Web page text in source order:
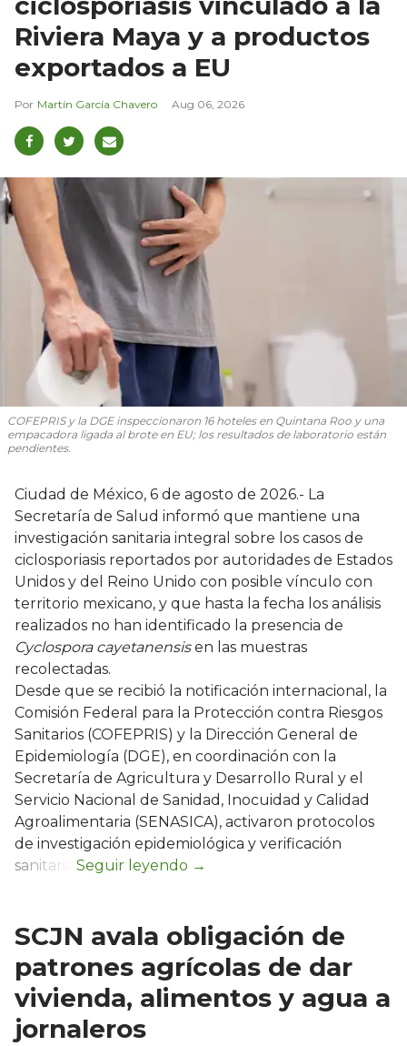
Riviera Maya y a productos
exportados a EU
Martín García Chavero Aug 06, 2026
COFEPRIS y la DGE inspeccionaron 16 hoteles en Quintana Roo y una
empacadora ligada al brote en EU; los resultados de laboratorio están
pendientes.
Ciudad de México, 6 de agosto de 2026.- La
Secretaría de Salud informó que mantiene una
investigación sanitaria integral sobre los casos de
ciclosporiasis reportados por autoridades de Estados
Unidos y del Reino Unido con posible vínculo con
territorio mexicano, y que hasta la fecha los análisis
realizados no han identificado la presencia de
Cyclospora cayetanensisen las muestras
recolectadas.
Desde que se recibió la notificación internacional, la
Comisión Federal para la Protección contra Riesgos
Sanitarios (COFEPRIS) y la Dirección General de
Epidemiología (DGE), en coordinación con la
Secretaría de Agricultura y Desarrollo Rural y el
Servicio Nacional de Sanidad, Inocuidad y Calidad
Agroalimentaria (SENASICA), activaron protocolos
de investigación epidemiológica y verificación
sanitaria.
SCJN avala obligación de
patrones agrícolas de dar
vivienda, alimentos y agua a
jornaleros